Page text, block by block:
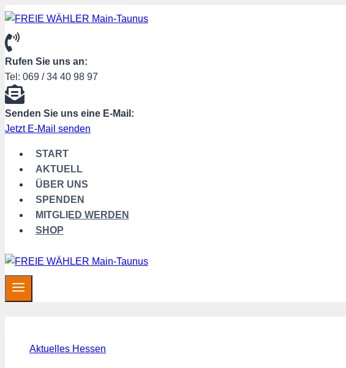
Zum
springen
Rufen Sie uns an:
Tel: 069 / 34 40 98 97
Senden Sie uns eine E-Mail:
Jetzt E-Mail senden
START
AKTUELL
ÜBER UNS
SPENDEN
MITGLIED WERDEN
SHOP
Aktuelles Hessen